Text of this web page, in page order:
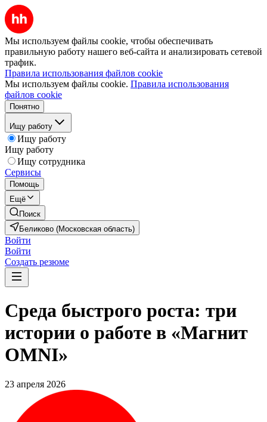
Мы используем файлы cookie, чтобы обеспечивать
правильную работу нашего веб-сайта и анализировать сетевой
трафик.
Правила использования файлов cookie
Мы используем файлы cookie. Правила использования
файлов cookie
Понятно
Ищу работу
Ищу работу
Ищу работу
Ищу сотрудника
Сервисы
Помощь
Ещё
Поиск
Беликово (Московская область)
Войти
Войти
Создать резюме
Среда быстрого роста: три
истории о работе в «Магнит
OMNI»
23 апреля 2026